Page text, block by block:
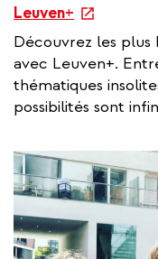
Leuven+
e
x
e
n
l
l
n
k
Découvrez les plus
avec Leuven+.
thématiques
possibilités sont